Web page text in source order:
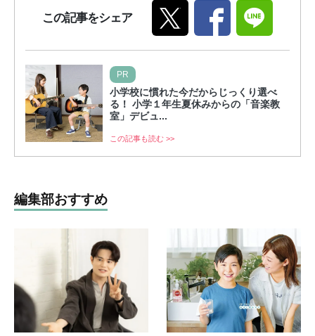
この記事をシェア
PR
小学校に慣れた今だからじっくり選べ
る！ 小学１年生夏休みからの「音楽教
室」デビュ...
この記事も読む >>
編集部おすすめ